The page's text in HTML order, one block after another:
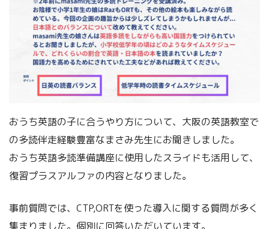
おうち英語の子に合うやり方について、大阪の英語教室で
の多読伴走経験豊富なまさみ先生にお聞きしました。
おうち英語多読準備講座に使用したスライドも活用して、
復習プラスアルファの内容となりました。
事前質問では、CTP,ORTを使った導入に関する質問が多く
集まりました。個別に回答いただいています。